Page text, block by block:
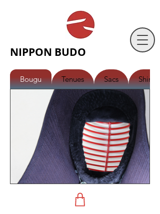
NIPPON BUDO
Bougu Tenues Sacs Shinai